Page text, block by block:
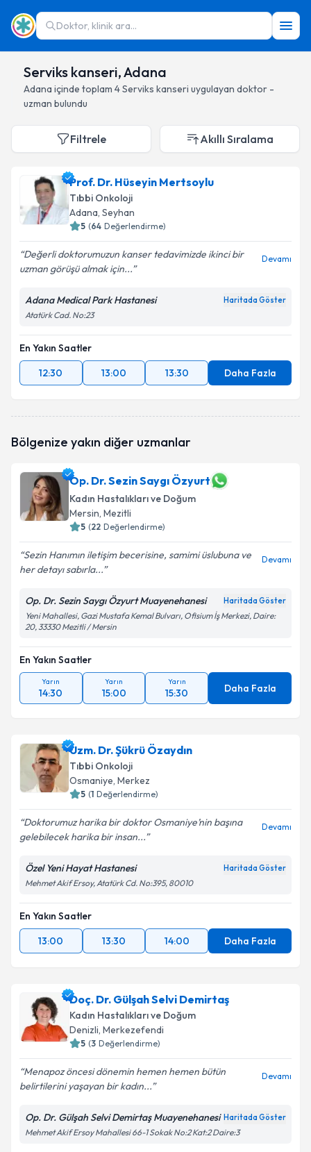
Doktor, klinik ara...
Serviks kanseri, Adana
Adana içinde toplam 4Serviks kanseri uygulayan doktor -
uzman bulundu
Filtrele Akıllı Sıralama
Prof. Dr. Hüseyin Mertsoylu
Tıbbi Onkoloji
Adana, Seyhan
5 (64 Değerlendirme)
Değerli doktorumuzun kanser tedavimizde ikinci bir
uzman görüşü almak için...
Devamı
Adana Medical Park Hastanesi Haritada Göster
Atatürk Cad. No:23
En Yakın Saatler
12:30
13:00 13:30 Daha Fazla
Bölgenize yakın diğer uzmanlar
Op. Dr. Sezin Saygı Özyurt
Kadın Hastalıkları ve Doğum
Mersin, Mezitli
5 (22 Değerlendirme)
Sezin Hanımın iletişim becerisine, samimi üslubuna ve
her detayı sabırla...
Devamı
Op. Dr. Sezin Saygı Özyurt Muayenehanesi Haritada Göster
Yeni Mahallesi, Gazi Mustafa Kemal Bulvarı, Ofisium İş Merkezi, Daire:
20, 33330 Mezitli / Mersin
En Yakın Saatler
Yarın
14:30
Yarın
15:00
Yarın
15:30 Daha Fazla
Uzm. Dr. Şükrü Özaydın
Tıbbi Onkoloji
Osmaniye, Merkez
5 (1 Değerlendirme)
Doktorumuz harika bir doktor Osmaniye’nin başına
gelebilecek harika bir insan...
Devamı
Özel Yeni Hayat Hastanesi Haritada Göster
Mehmet Akif Ersoy, Atatürk Cd. No:395, 80010
En Yakın Saatler
13:00
13:30 14:00 Daha Fazla
Doç. Dr. Gülşah Selvi Demirtaş
Kadın Hastalıkları ve Doğum
Denizli, Merkezefendi
5 (3 Değerlendirme)
Menapoz öncesi dönemin hemen hemen bütün
belirtilerini yaşayan bir kadın...
Devamı
Op. Dr. Gülşah Selvi Demirtaş Muayenehanesi Haritada Göster
Mehmet Akif Ersoy Mahallesi 66-1 Sokak No:2 Kat:2 Daire:3